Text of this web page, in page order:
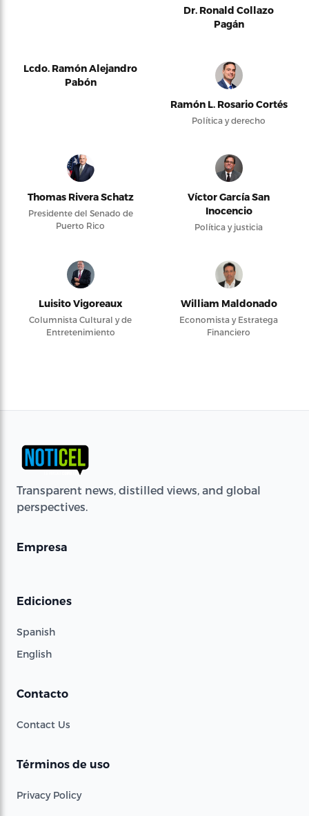
Dr. Ronald Collazo
Pagán
Lcdo. Ramón Alejandro
Pabón
Ramón L. Rosario Cortés
Política y derecho
Thomas Rivera Schatz
Presidente del Senado de
Puerto Rico
Víctor García San
Inocencio
Política y justicia
Luisito Vigoreaux
Columnista Cultural y de
Entretenimiento
William Maldonado
Economista y Estratega
Financiero
Transparent news, distilled views, and global
perspectives.
Empresa
Ediciones
Spanish
English
Contacto
Contact Us
Términos de uso
Privacy Policy